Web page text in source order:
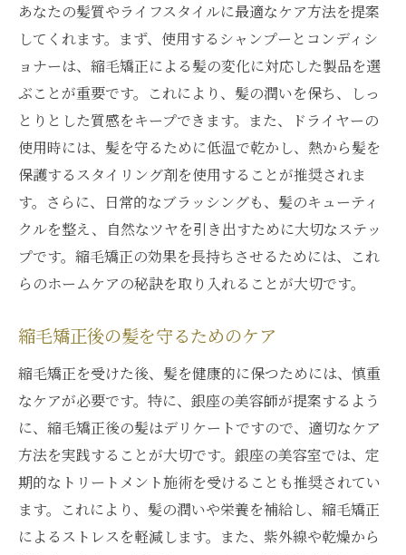
あなたの髪質やライフスタイルに最適なケア方法を提案
してくれます。まず、使用するシャンプーとコンディシ
ョナーは、縮毛矯正による髪の変化に対応した製品を選
ぶことが重要です。これにより、髪の潤いを保ち、しっ
とりとした質感をキープできます。また、ドライヤーの
使用時には、髪を守るために低温で乾かし、熱から髪を
保護するスタイリング剤を使用することが推奨されま
す。さらに、日常的なブラッシングも、髪のキューティ
クルを整え、自然なツヤを引き出すために大切なステッ
プです。縮毛矯正の効果を長持ちさせるためには、これ
らのホームケアの秘訣を取り入れることが大切です。
縮毛矯正後の髪を守るためのケア
縮毛矯正を受けた後、髪を健康的に保つためには、慎重
なケアが必要です。特に、銀座の美容師が提案するよう
に、縮毛矯正後の髪はデリケートですので、適切なケア
方法を実践することが大切です。銀座の美容室では、定
期的なトリートメント施術を受けることも推奨されてい
ます。これにより、髪の潤いや栄養を補給し、縮毛矯正
によるストレスを軽減します。また、紫外線や乾燥から